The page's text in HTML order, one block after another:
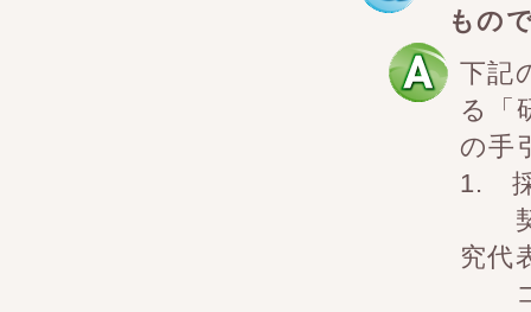
もの
下記
る「
の手
1.
契
究代
コ